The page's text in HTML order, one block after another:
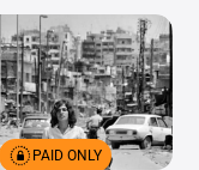
PAID ONLY